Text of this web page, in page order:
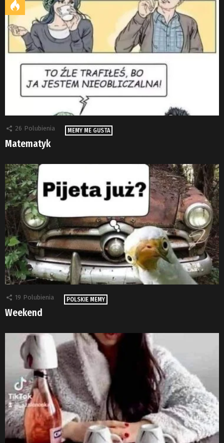
26 Polubienia MEMY ME GUSTA
Matematyk
19 Polubienia POLSKIE MEMY
Weekend